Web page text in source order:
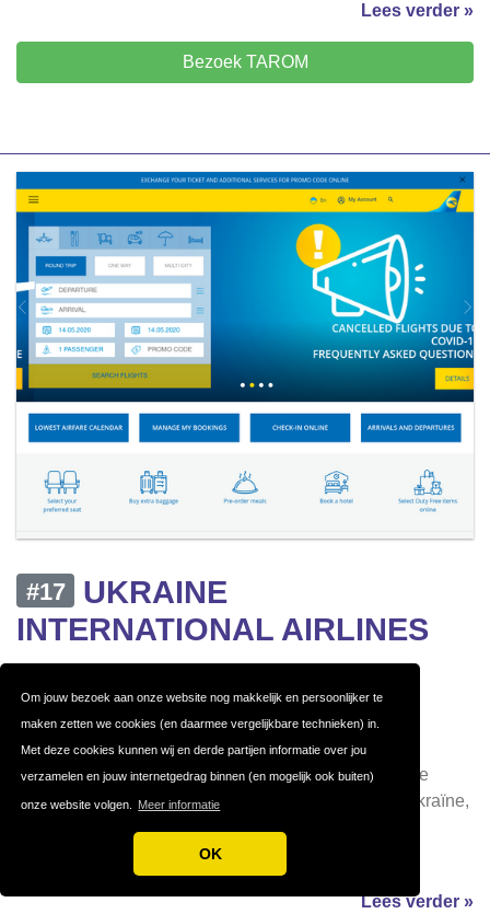
Om jouw bezoek aan onze website nog makkelijk en persoonlijker te
maken zetten we cookies (en daarmee vergelijkbare technieken) in.
Met deze cookies kunnen wij en derde partijen informatie over jou
verzamelen en jouw internetgedrag binnen (en mogelijk ook buiten)
onze website volgen. Meer informatie
OK
Lees verder »
Bezoek TAROM
#17
UKRAINE
INTERNATIONAL AIRLINES
Een Overzicht van Ukraine
International Airlines
Ukraine International Airlines (UIA) is een prominente
luchtvaartmaatschappij gevestigd in het hart van Oekraïne,
binnenlandse als internationale vluchten
Lees verder »